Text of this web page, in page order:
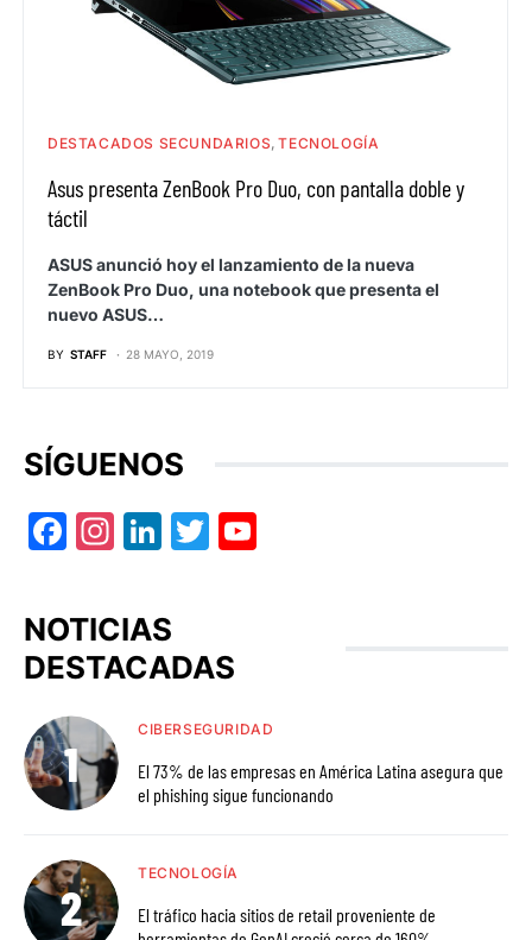
DESTACADOS SECUNDARIOS TECNOLOGÍA
Asus presenta ZenBook Pro Duo, con pantalla doble y
táctil
ASUS anunció hoy el lanzamiento de la nueva
ZenBook Pro Duo, una notebook que presenta el
nuevo ASUS…
BY STAFF 28 MAYO, 2019
SÍGUENOS
Facebook
Instagram
LinkedIn
Twitter
NOTICIAS
DESTACADAS
CIBERSEGURIDAD
El 73% de las empresas en América Latina asegura que
el phishing sigue funcionando
TECNOLOGÍA
El tráfico hacia sitios de retail proveniente de